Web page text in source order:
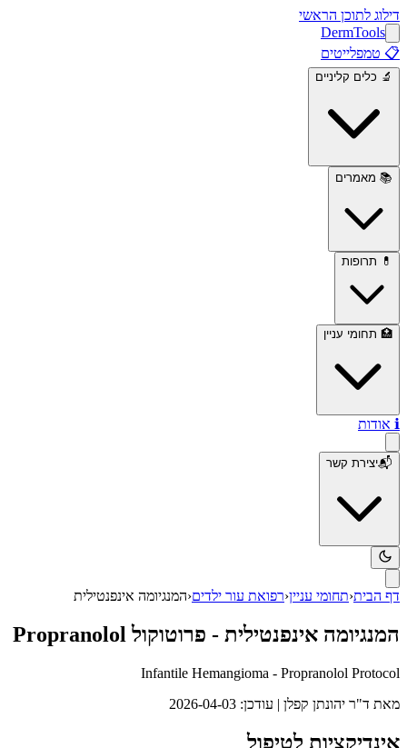
דילוג לתוכן הראשי
DermTools
📋 טמפלייטים
🔬 כלים קליניים
📚 מאמרים
💊 תרופות
🏥 תחומי עניין
ℹ️ אודות
📬יצירת קשר
דף הבית‹תחומי עניין‹רפואת עור ילדים‹המנגיומה אינפנטילית
המנגיומה אינפנטילית - פרוטוקול Propranolol
Infantile Hemangioma - Propranolol Protocol
מאת ד"ר יהונתן קפלן | עודכן: 2026-04-03
אינדיקציות לטיפול